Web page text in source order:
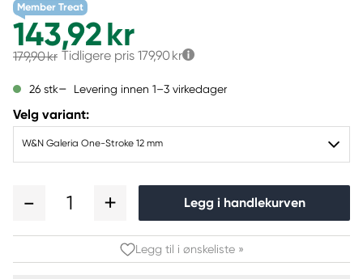
Member Treat
143,92 kr
179,90 kr Tidligere pris 179,90 kr
26 stk Levering innen 1–3 virkedager
Velg variant:
W&N Galeria One-Stroke 12 mm
1 Legg i handlekurven
Legg til i ønskeliste »